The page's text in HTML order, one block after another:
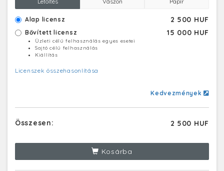
Alap licensz 2 500 HUF
Bővített licensz 15 000 HUF
Üzleti célú felhasználás egyes esetei
Sajtó célú felhasználás
Kiállítás
Licenszek összehasonlítása
Kedvezmények
Összesen: 2 500 HUF
Kosárba